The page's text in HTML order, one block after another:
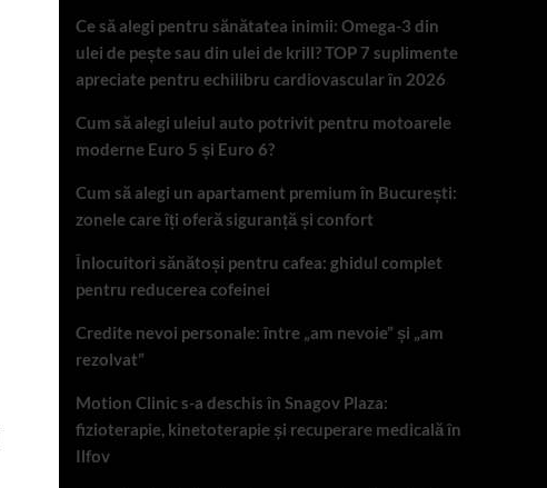
Ce să alegi pentru sănătatea inimii: Omega-3 din
ulei de pește sau din ulei de krill? TOP 7 suplimente
apreciate pentru echilibru cardiovascular în 2026
Cum să alegi uleiul auto potrivit pentru motoarele
moderne Euro 5 și Euro 6?
Cum să alegi un apartament premium în București:
zonele care îți oferă siguranță și confort
Înlocuitori sănătoși pentru cafea: ghidul complet
pentru reducerea cofeinei
Credite nevoi personale: între „am nevoie” și „am
rezolvat”
Motion Clinic s-a deschis în Snagov Plaza:
fizioterapie, kinetoterapie și recuperare medicală în
Ilfov